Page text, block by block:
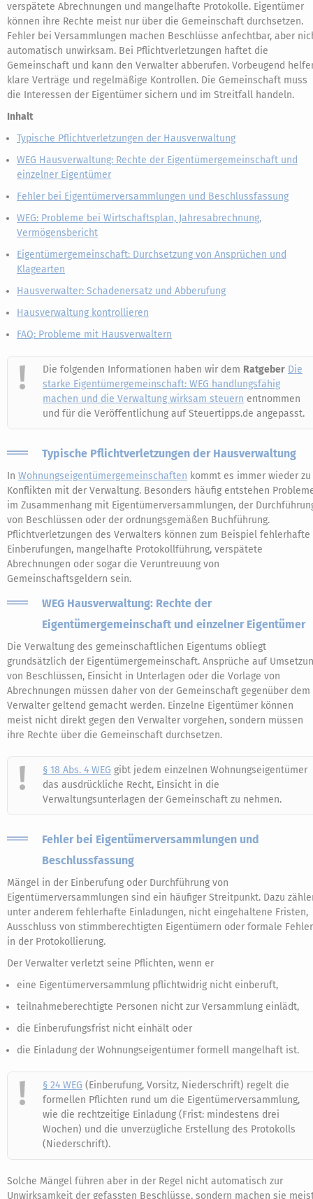
verspätete Abrechnungen und mangelhafte Protokolle. Eigentümer
können ihre Rechte meist nur über die Gemeinschaft durchsetzen.
Fehler bei Versammlungen machen Beschlüsse anfechtbar, aber
automatisch unwirksam. Bei Pflichtverletzungen haftet die
Gemeinschaft und kann den Verwalter abberufen. Vorbeugend
klare Verträge und regelmäßige Kontrollen. Die Gemeinschaft muss
die Interessen der Eigentümer sichern und im Streitfall handeln.
Inhalt
Typische Pflichtverletzungen der Hausverwaltung
WEG Hausverwaltung: Rechte der Eigentümergemeinschaft und
einzelner Eigentümer
Fehler bei Eigentümerversammlungen und Beschlussfassung
WEG: Probleme bei Wirtschaftsplan, Jahresabrechnung,
Vermögensbericht
Eigentümergemeinschaft: Durchsetzung von Ansprüchen und
Klagearten
Hausverwalter: Schadenersatz und Abberufung
Hausverwaltung kontrollieren
FAQ: Probleme mit Hausverwaltern
Die folgenden Informationen haben wir dem Ratgeber Die
starke Eigentümergemeinschaft: WEG handlungsfähig
machen und die Verwaltung wirksam steuern entnommen
und für die Veröffentlichung auf Steuertipps.de angepasst.
Typische Pflichtverletzungen der Hausverwaltung
In Wohnungseigentümergemeinschaften kommt es immer wieder zu
Konflikten mit der Verwaltung. Besonders häufig entstehen
im Zusammenhang mit Eigentümerversammlungen, der
von Beschlüssen oder der ordnungsgemäßen Buchführung.
Pflichtverletzungen des Verwalters können zum Beispiel fehlerhafte
Einberufungen, mangelhafte Protokollführung, verspätete
Abrechnungen oder sogar die Veruntreuung von
Gemeinschaftsgeldern sein.
WEG Hausverwaltung: Rechte der
Eigentümergemeinschaft und einzelner Eigentümer
Die Verwaltung des gemeinschaftlichen Eigentums obliegt
grundsätzlich der Eigentümergemeinschaft. Ansprüche auf
von Beschlüssen, Einsicht in Unterlagen oder die Vorlage von
Abrechnungen müssen daher von der Gemeinschaft gegenüber dem
Verwalter geltend gemacht werden. Einzelne Eigentümer können
meist nicht direkt gegen den Verwalter vorgehen, sondern müssen
ihre Rechte über die Gemeinschaft durchsetzen.
§ 18 Abs. 4 WEG gibt jedem einzelnen Wohnungseigentümer
das ausdrückliche Recht, Einsicht in die
Verwaltungsunterlagen der Gemeinschaft zu nehmen.
Fehler bei Eigentümerversammlungen und
Beschlussfassung
Mängel in der Einberufung oder Durchführung von
Eigentümerversammlungen sind ein häufiger Streitpunkt. Dazu
unter anderem fehlerhafte Einladungen, nicht eingehaltene Fristen,
Ausschluss von stimmberechtigten Eigentümern oder formale Fehler
in der Protokollierung.
Der Verwalter verletzt seine Pflichten, wenn er
eine Eigentümerversammlung pflichtwidrig nicht einberuft,
teilnahmeberechtigte Personen nicht zur Versammlung einlädt,
die Einberufungsfrist nicht einhält oder
die Einladung der Wohnungseigentümer formell mangelhaft ist.
§ 24 WEG (Einberufung, Vorsitz, Niederschrift) regelt die
formellen Pflichten rund um die Eigentümerversammlung,
wie die rechtzeitige Einladung (Frist: mindestens drei
Wochen) und die unverzügliche Erstellung des Protokolls
(Niederschrift).
Solche Mängel führen aber in der Regel nicht automatisch zur
Unwirksamkeit der gefassten Beschlüsse, sondern machen sie